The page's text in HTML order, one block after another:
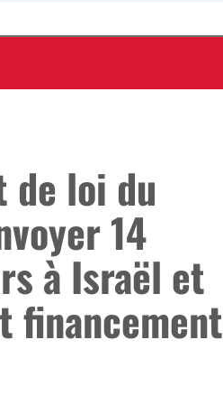
de loi du
14
à Israël et
financement